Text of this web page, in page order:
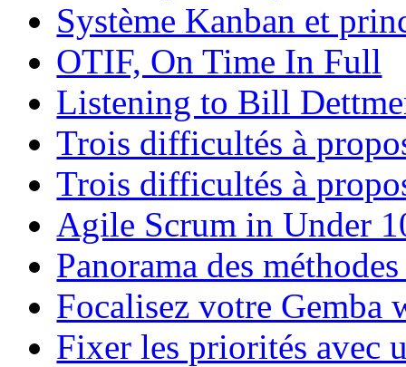
Système Kanban et
OTIF, On Time In Full
Listening to Bill
Trois difficultés à
Trois difficultés à
Agile Scrum in Under
Panorama des
Focalisez votre Gemba
Fixer les priorités avec